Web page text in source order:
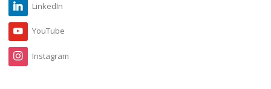
LinkedIn
YouTube
Instagram